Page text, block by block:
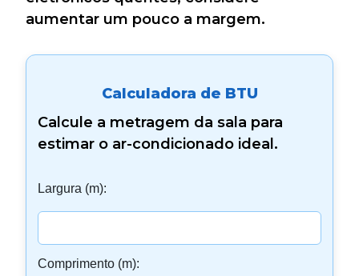
aumentar um pouco a margem.
Calculadora de BTU
Calcule a metragem da sala para
estimar o ar-condicionado ideal.
Largura (m):
Comprimento (m):